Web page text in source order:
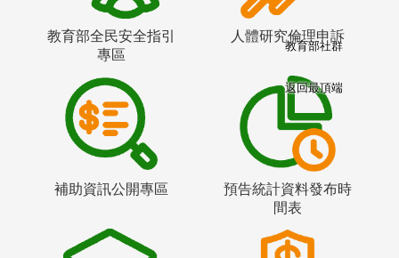
教育部全民安全指引
專區
人體研究倫理申訴
補助資訊公開專區
預告統計資料發布時
間表
教育部社群
返回最頂端